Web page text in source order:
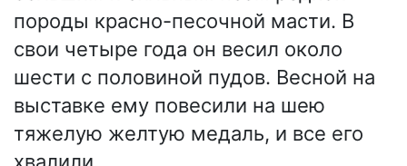
породы красно-песочной масти. В
свои четыре года он весил около
шести с половиной пудов. Весной на
выставке ему повесили на шею
тяжелую желтую медаль, и все его
хвалили.